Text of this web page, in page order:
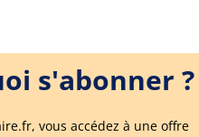
s'abonner ?
vous accédez à une offre